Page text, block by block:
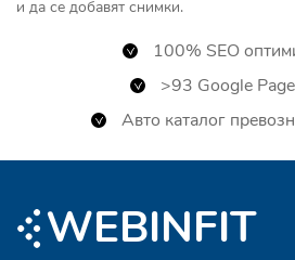
и да се добавят снимки.
100% SEO
>93 Google
Авто каталог
EBINFIT
W